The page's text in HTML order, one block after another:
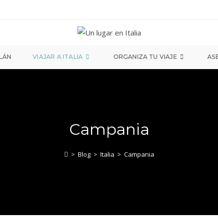
VIAJAR A ITALIA ORGANIZA TU VIAJE
Campania
> Blog > Italia > Campania